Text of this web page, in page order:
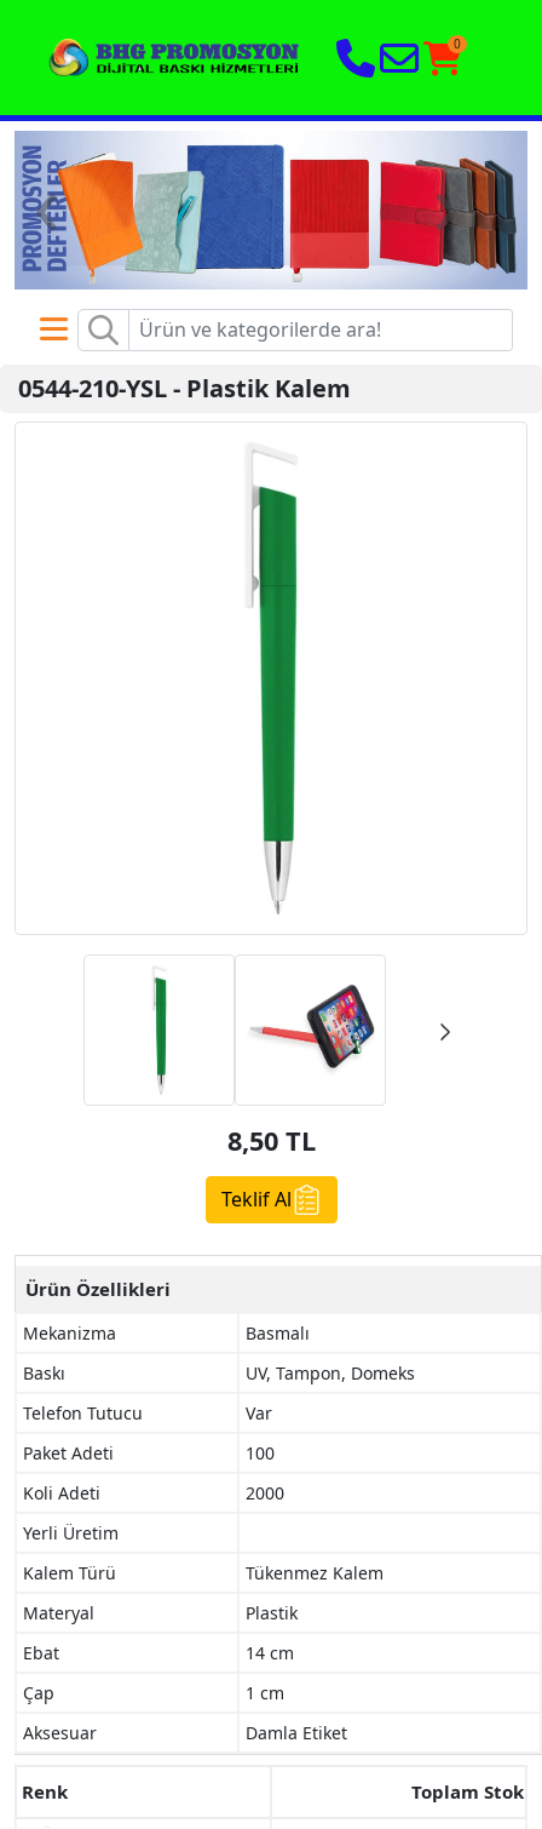
0
‹ ›
0544-210-YSL- Plastik Kalem
8,50 TL
Teklif Al
Ürün Özellikleri
Mekanizma
Basmalı
Baskı
UV, Tampon, Domeks
Telefon Tutucu
Var
Paket Adeti
100
Koli Adeti
2000
Yerli Üretim
Kalem Türü
Tükenmez Kalem
Materyal
Plastik
Ebat
14 cm
Çap
1 cm
Aksesuar
Damla Etiket
Renk Toplam Stok